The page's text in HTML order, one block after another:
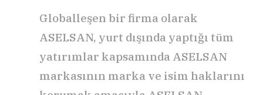
Globalleşen bir firma olarak
ASELSAN, yurt dışında yaptığı tüm
yatırımlar kapsamında ASELSAN
markasının marka ve isim haklarını